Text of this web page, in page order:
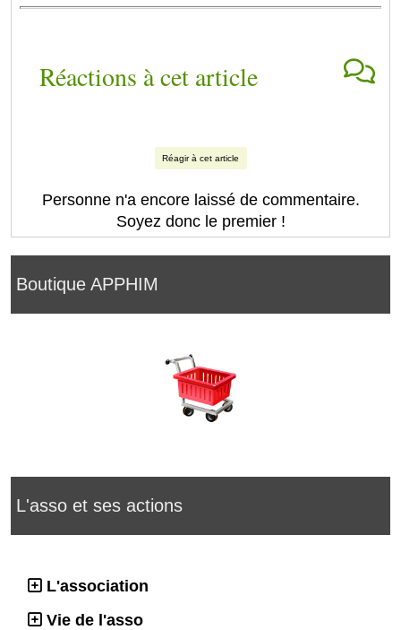
Boutique APPHIM
L'asso et ses actions
L'association
Vie de l'asso
Réactions à cet article
Réagir à cet article
Personne n'a encore laissé de commentaire.
Soyez donc le premier !